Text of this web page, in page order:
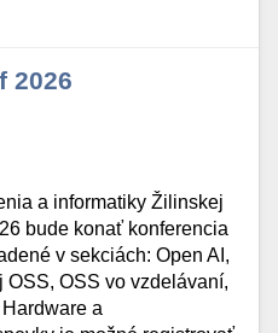
2026
a informatiky Žilinskej
bude konať konferencia
v sekciách: Open AI,
OSS, OSS vo vzdelávaní,
a